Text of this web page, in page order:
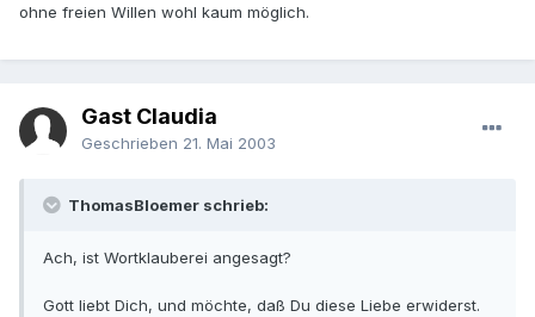
ohne freien Willen wohl kaum möglich.
Gast Claudia
Geschrieben 21. Mai 2003
ThomasBloemer schrieb:
Ach, ist Wortklauberei angesagt?
Gott liebt Dich, und möchte, daß Du diese Liebe erwiderst.